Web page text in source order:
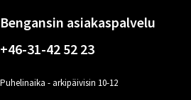
Bengansin asiakaspalvelu
+46-31-42 52 23
Puhelinaika - arkipäivisin 10-12